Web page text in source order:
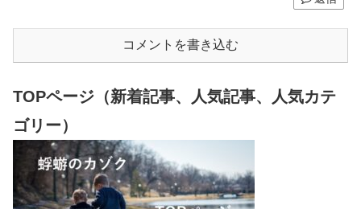
コメントを書き込む
TOPページ（新着記事、人気記事、人気カテ
ゴリー）